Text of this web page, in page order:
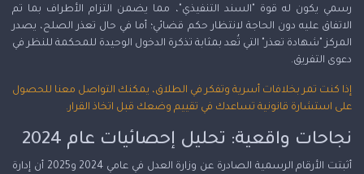
رسمي يكون له قوة "السند التنفيذي"، مما يضمن التزام الأطراف بما تم
الاتفاق عليه دون الحاجة لانتظار حكم قضائي؛ أما في حال تعذر الصلح، يصدر
المركز "شهادة تعذر" التي تُعد بمثابة تذكرة الدخول الوحيدة للمحكمة للنظر في
دعوى التفريق.
إذا كنت تمر بخلافات أسرية وتفكر في الطلاق، يمكنك التواصل معنا للحصول
على استشارة قانونية تساعدك في تقييم وضعك قبل اتخاذ القرار.
نجاحات واقعية: تحليل إحصائيات عام 2024
أثبتت الأرقام الرسمية الصادرة عن وزارة العدل في عامي 2024 و2025 أن إدارة